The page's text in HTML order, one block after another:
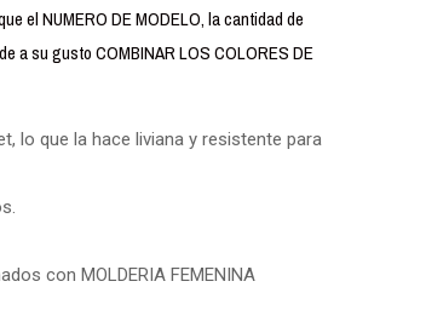
el NUMERO DE MODELO, la cantidad de
a su gusto COMBINAR LOS COLORES DE
lo que la hace liviana y resistente para
con MOLDERIA FEMENINA